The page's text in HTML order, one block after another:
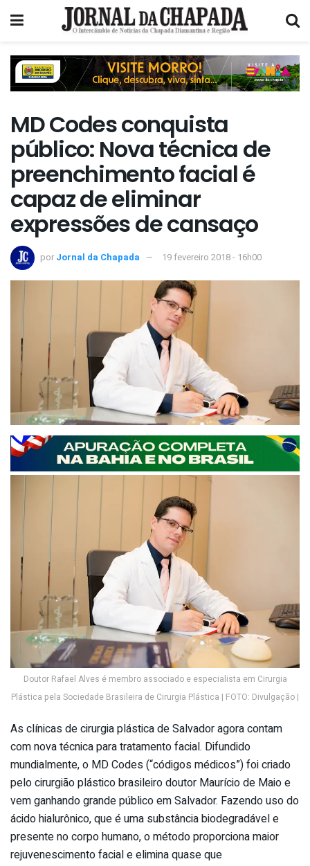
MD Codes conquista
público: Nova técnica de
preenchimento facial é
capaz de eliminar
expressões de cansaço
por Jornal da Chapada 19 fevereiro 2018 - 16h00
Doutor Rafael Alves é membro associado e especialista em Cirurgia
Plástica pela Sociedade Brasileira de Cirurgia Plástica | FOTO: Divulgação |
As clínicas de cirurgia plástica de Salvador agora contam
com nova técnica para tratamento facial. Difundido
mundialmente, o MD Codes (“códigos médicos”) foi criado
pelo cirurgião plástico brasileiro doutor Maurício de Maio e
vem ganhando grande público em Salvador. Fazendo uso do
ácido hialurônico, que é uma substância biodegradável e
presente no corpo humano, o método proporciona maior
rejuvenescimento facial e elimina quase que